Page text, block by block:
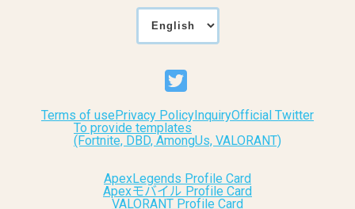
Terms of usePrivacy Policy InquiryOfficial Twitter
To provide templates
(Fortnite, DBD, AmongUs, VALORANT)
ApexLegends Profile Card
Apexモバイル Profile Card
VALORANT Profile Card